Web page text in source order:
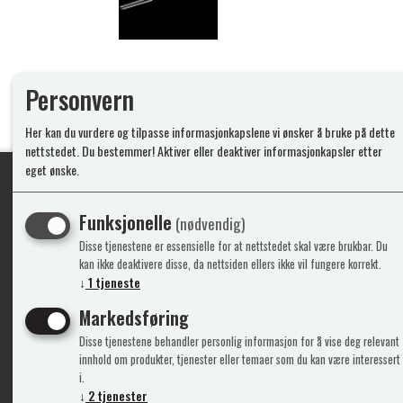
Info
Gavekort
Kontakt Oss
Logg inn
Ny
Personvern
Her kan du vurdere og tilpasse informasjonkapslene vi ønsker å bruke på dette
nettstedet. Du bestemmer! Aktiver eller deaktiver informasjonkapsler etter
eget ønske.
Funksjonelle (nødvendig)
Disse tjenestene er essensielle for at nettstedet skal være brukbar. Du
kan ikke deaktivere disse, da nettsiden ellers ikke vil fungere korrekt.
↓ 1 tjeneste
Markedsføring
Disse tjenestene behandler personlig informasjon for å vise deg relevant
innhold om produkter, tjenester eller temaer som du kan være interessert
i.
↓ 2tjenester